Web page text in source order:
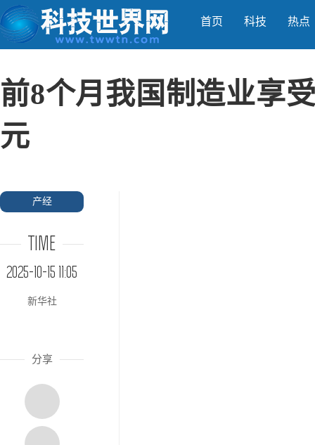
首页 科技 热点
前8个月我国制造业享
元
产经
TIME
2025-10-15 11:05
新华社
分享